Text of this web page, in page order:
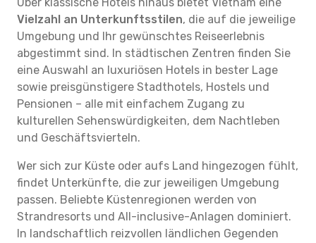
Vielzahl an Unterkunftsstilen, die auf die jeweilige
Umgebung und Ihr gewünschtes Reiseerlebnis
abgestimmt sind. In städtischen Zentren finden Sie
eine Auswahl an luxuriösen Hotels in bester Lage
sowie preisgünstigere Stadthotels, Hostels und
Pensionen – alle mit einfachem Zugang zu
kulturellen Sehenswürdigkeiten, dem Nachtleben
und Geschäftsvierteln.
Wer sich zur Küste oder aufs Land hingezogen fühlt,
findet Unterkünfte, die zur jeweiligen Umgebung
passen. Beliebte Küstenregionen werden von
Strandresorts und All-inclusive-Anlagen dominiert.
In landschaftlich reizvollen ländlichen Gegenden